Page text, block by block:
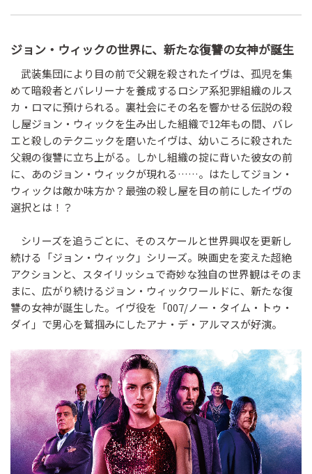
ジョン・ウィックの世界に、新たな復讐の女神が誕生
武装集団により目の前で父親を殺されたイヴは、孤児を集
めて暗殺者とバレリーナを養成するロシア系犯罪組織のルス
カ・ロマに預けられる。裏社会にその名を響かせる伝説の殺
し屋ジョン・ウィックを生み出した組織で12年もの間、バレ
エと殺しのテクニックを磨いたイヴは、幼いころに殺された
父親の復讐に立ち上がる。しかし組織の掟に背いた彼女の前
に、あのジョン・ウィックが現れる……。はたしてジョン・
ウィックは敵か味方か？最強の殺し屋を目の前にしたイヴの
選択とは！？
シリーズを追うごとに、そのスケールと世界興収を更新し
続ける「ジョン・ウィック」シリーズ。映画史を変えた超絶
アクションと、スタイリッシュで奇妙な独自の世界観はそのま
まに、広がり続けるジョン・ウィックワールドに、新たな復
讐の女神が誕生した。イヴ役を「007/ノー・タイム・トゥ・
ダイ」で男心を鷲掴みにしたアナ・デ・アルマスが好演。